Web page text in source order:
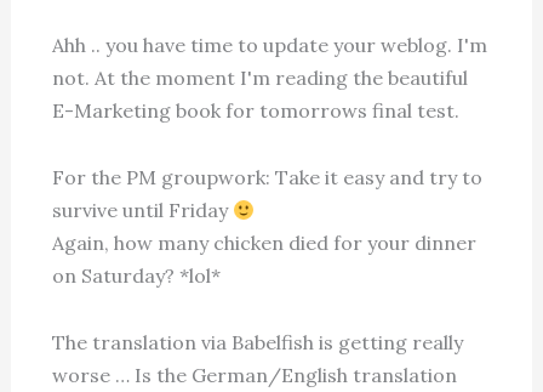
Ahh .. you have time to update your weblog. I'm
not. At the moment I'm reading the beautiful
E-Marketing book for tomorrows final test.
For the PM groupwork: Take it easy and try to
survive until Friday
Again, how many chicken died for your dinner
on Saturday? *lol*
The translation via Babelfish is getting really
worse … Is the German/English translation